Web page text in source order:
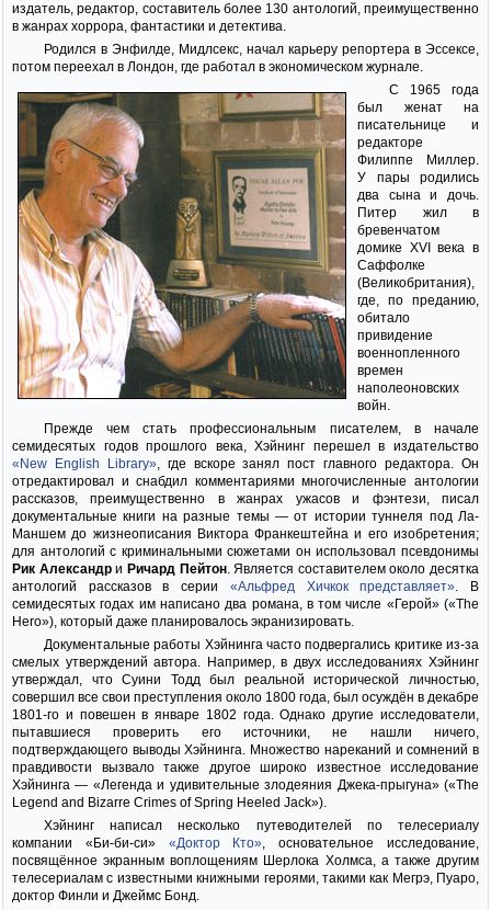
издатель, редактор, составитель более 130 антологий, преимущественно
в жанрах хоррора, фантастики и детектива.
Родился в Энфилде, Мидлсекс, начал карьеру репортера в Эссексе,
потом переехал в Лондон, где работал в экономическом журнале.
С 1965 года
был женат на
писательнице и
редакторе
Филиппе Миллер.
У пары родились
два сына и дочь.
Питер жил в
бревенчатом
домике XVI века в
Саффолке
(Великобритания),
где, по преданию,
обитало
привидение
военнопленного
времен
наполеоновских
войн.
Прежде чем стать профессиональным писателем, в начале
семидесятых годов прошлого века, Хэйнинг перешел в издательство
«New English Library», где вскоре занял пост главного редактора. Он
отредактировал и снабдил комментариями многочисленные антологии
рассказов, преимущественно в жанрах ужасов и фэнтези, писал
документальные книги на разные темы — от истории туннеля под Ла-
Маншем до жизнеописания Виктора Франкештейна и его изобретения;
для антологий с криминальными сюжетами он использовал псевдонимы
Рик Александри Ричард Пейтон. Является составителем около десятка
антологий рассказов в серии «Альфред Хичкок представляет». В
семидесятых годах им написано два романа, в том числе «Герой» («The
Hero»), который даже планировалось экранизировать.
Документальные работы Хэйнинга часто подвергались критике из-за
смелых утверждений автора. Например, в двух исследованиях Хэйнинг
утверждал, что Суини Тодд был реальной исторической личностью,
совершил все свои преступления около 1800 года, был осуждён в декабре
1801-го и повешен в январе 1802 года. Однако другие исследователи,
пытавшиеся проверить его источники, не нашли ничего,
подтверждающего выводы Хэйнинга. Множество нареканий и сомнений в
правдивости вызвало также другое широко известное исследование
Хэйнинга — «Легенда и удивительные злодеяния Джека-прыгуна» («The
Legend and Bizarre Crimes of Spring Heeled Jack»).
Хэйнинг написал несколько путеводителей по телесериалу
компании «Би-би-си» «Доктор Кто», основательное исследование,
посвящённое экранным воплощениям Шерлока Холмса, а также другим
телесериалам с известными книжными героями, такими как Мегрэ, Пуаро,
доктор Финли и Джеймс Бонд.